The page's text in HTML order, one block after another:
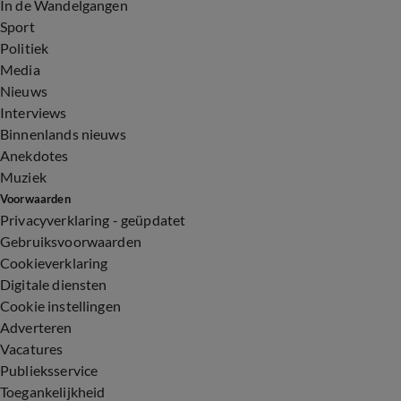
In de Wandelgangen
Sport
Politiek
Media
Nieuws
Interviews
Binnenlands nieuws
Anekdotes
Muziek
Voorwaarden
Privacyverklaring - geüpdatet
Gebruiksvoorwaarden
Cookieverklaring
Digitale diensten
Cookie instellingen
Adverteren
Vacatures
Publieksservice
Toegankelijkheid